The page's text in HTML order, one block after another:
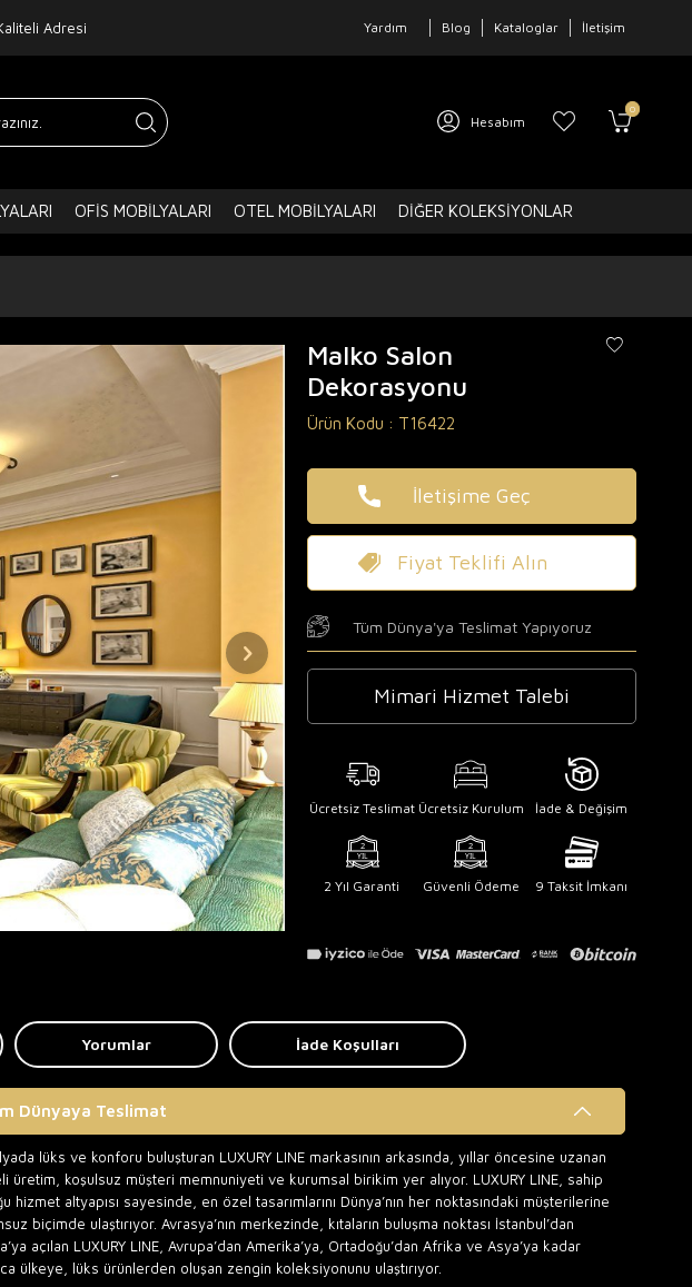
Adresi Yardım Blog Kataloglar İletişim
Hesabım
0
OFIS MOBILYALARI OTEL MOBILYALARI DIĞER KOLEKSIYONLAR
Malko Salon
Dekorasyonu
Ürün Kodu : T16422
İletişime Geç
Fiyat Teklifi Alın
Tüm Dünya'ya Teslimat Yapıyoruz
Mimari Hizmet Talebi
Ücretsiz Teslimat Ücretsiz Kurulum İade & Değişim
2 Yıl Garanti Güvenli Ödeme 9 Taksit İmkanı
Yorumlar İade Koşulları
Dünyaya Teslimat
lüks ve konforu buluşturan LUXURY LINE markasının arkasında, yıllar öncesine uzanan
üretim, koşulsuz müşteri memnuniyeti ve kurumsal birikim yer alıyor. LUXURY LINE, sahip
hizmet altyapısı sayesinde, en özel tasarımlarını Dünya’nın her noktasındaki müşterilerine
biçimde ulaştırıyor. Avrasya’nın merkezinde, kıtaların buluşma noktası İstanbul’dan
açılan LUXURY LINE, Avrupa’dan Amerika’ya, Ortadoğu’dan Afrika ve Asya’ya kadar
ülkeye, lüks ürünlerden oluşan zengin koleksiyonunu ulaştırıyor.